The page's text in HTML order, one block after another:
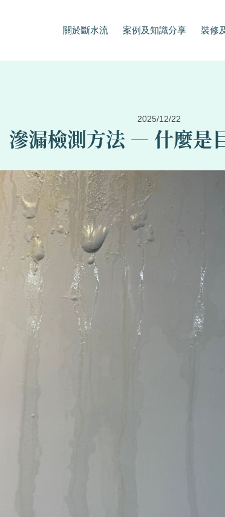
關於斷水流 案例及知識分享 裝修
2025/12/22
滲漏檢測方法 — 什麼是